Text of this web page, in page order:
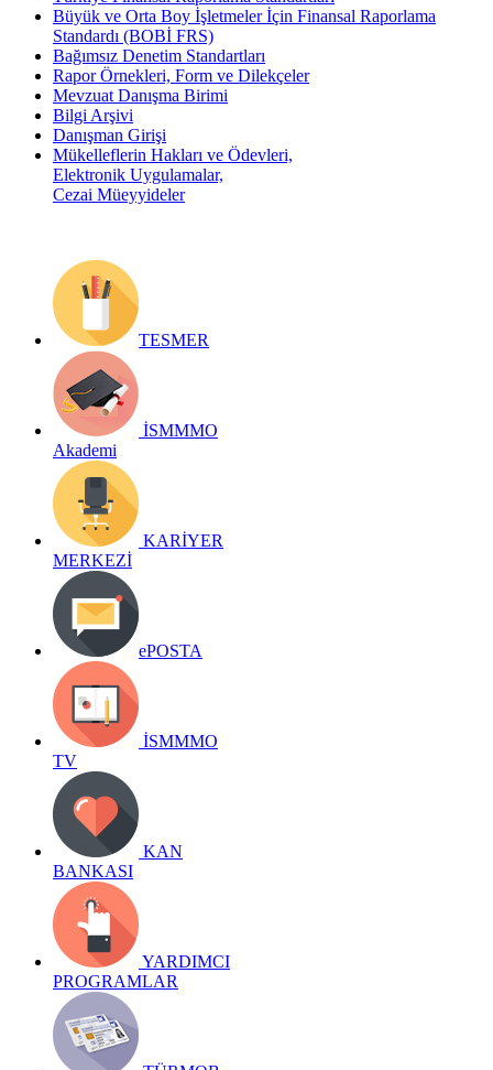
Büyük ve Orta Boy İşletmeler İçin Finansal Raporlama
Standardı (BOBİ FRS)
Bağımsız Denetim Standartları
Rapor Örnekleri, Form ve Dilekçeler
Mevzuat Danışma Birimi
Bilgi Arşivi
Danışman Girişi
Mükelleflerin Hakları ve Ödevleri,
Elektronik Uygulamalar,
Cezai Müeyyideler
TESMER
İSMMMO
Akademi
KARİYER
MERKEZİ
ePOSTA
İSMMMO
TV
KAN
BANKASI
YARDIMCI
PROGRAMLAR